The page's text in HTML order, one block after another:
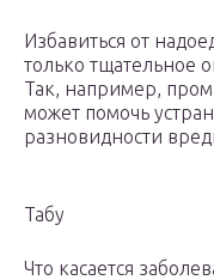
Избавиться от
только тщательное
Так, например,
может помочь
разновидности
Табу
Что касается